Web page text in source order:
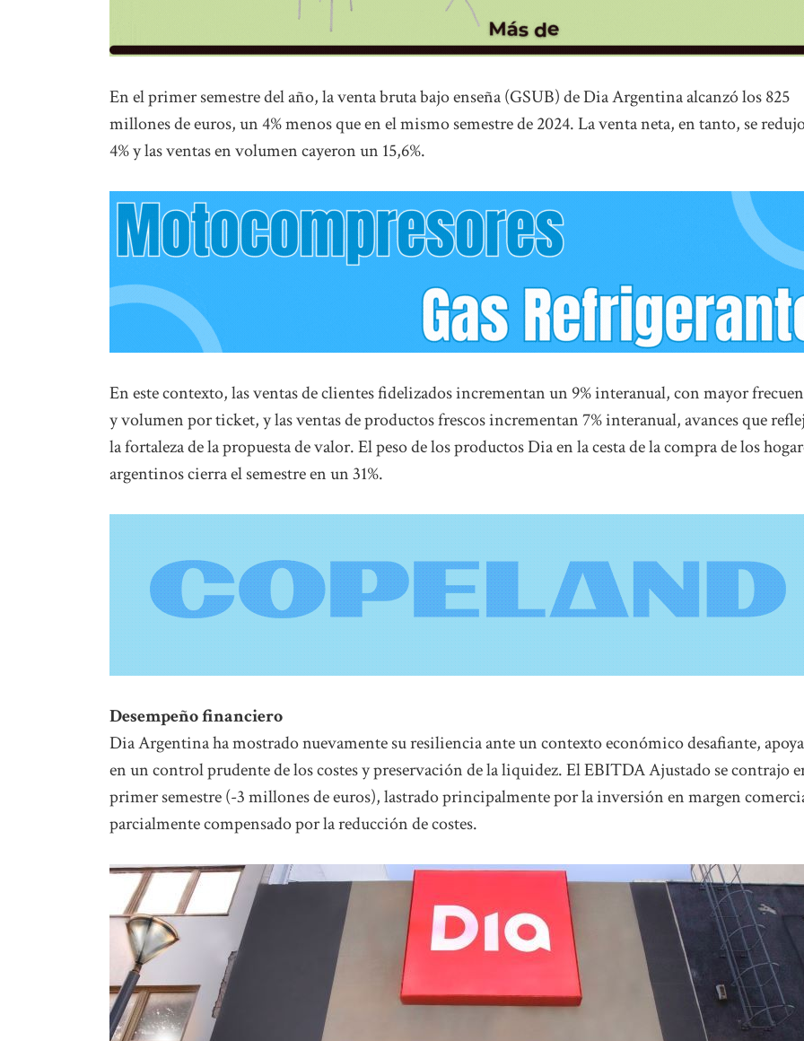
En el primer semestre del año, la venta bruta bajo enseña (GSUB) de Dia Argentina alcanzó los 825
millones de euros, un 4% menos que en el mismo semestre de 2024. La venta neta, en tanto, se
4% y las ventas en volumen cayeron un 15,6%.
En este contexto, las ventas de clientes fidelizados incrementan un 9% interanual, con mayor
y volumen por ticket, y las ventas de productos frescos incrementan 7% interanual, avances que
la fortaleza de la propuesta de valor. El peso de los productos Dia en la cesta de la compra de los
argentinos cierra el semestre en un 31%.
Desempeño financiero
Dia Argentina ha mostrado nuevamente su resiliencia ante un contexto económico desafiante,
en un control prudente de los costes y preservación de la liquidez. El EBITDA Ajustado se contrajo
primer semestre (-3 millones de euros), lastrado principalmente por la inversión en margen
parcialmente compensado por la reducción de costes.